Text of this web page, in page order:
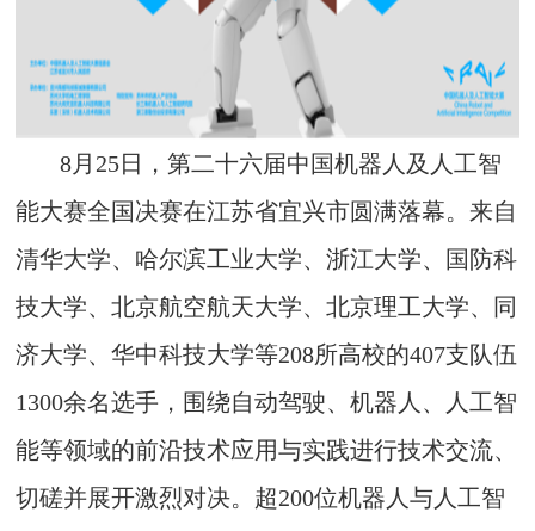
8月25日，第二十六届中国机器人及人工智
能大赛全国决赛在江苏省宜兴市圆满落幕。来自
清华大学、哈尔滨工业大学、浙江大学、国防科
技大学、北京航空航天大学、北京理工大学、同
济大学、华中科技大学等208所高校的407支队伍
1300余名选手，围绕自动驾驶、机器人、人工智
能等领域的前沿技术应用与实践进行技术交流、
切磋并展开激烈对决。超200位机器人与人工智